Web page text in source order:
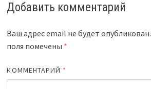
Добавить комментарий
Ваш адрес email не будет опубликован.
поля помечены *
КОММЕНТАРИЙ *